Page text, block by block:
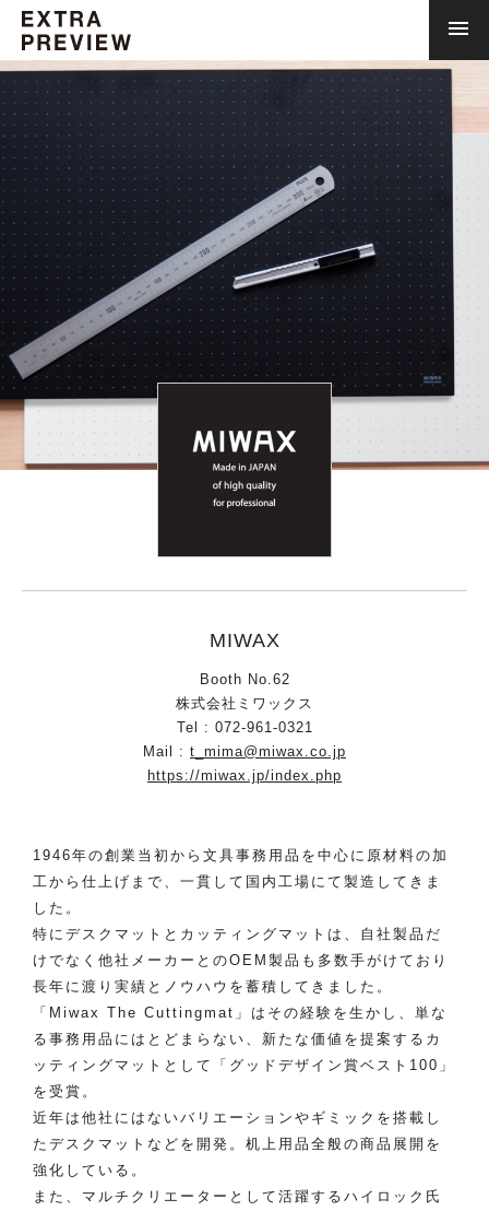
MIWAX
Booth No.62
株式会社ミワックス
Tel : 072-961-0321
Mail : t_mima@miwax.co.jp
https://miwax.jp/index.php
1946年の創業当初から文具事務用品を中心に原材料の加
工から仕上げまで、一貫して国内工場にて製造してきま
した。
特にデスクマットとカッティングマットは、自社製品だ
けでなく他社メーカーとのOEM製品も多数手がけており
長年に渡り実績とノウハウを蓄積してきました。
「Miwax The Cuttingmat」はその経験を生かし、単な
る事務用品にはとどまらない、新たな価値を提案するカ
ッティングマットとして「グッドデザイン賞ベスト100」
を受賞。
近年は他社にはないバリエーションやギミックを搭載し
たデスクマットなどを開発。机上用品全般の商品展開を
強化している。
また、マルチクリエーターとして活躍するハイロック氏